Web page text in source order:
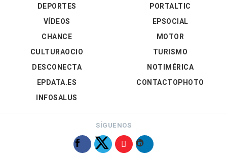
DEPORTES
VÍDEOS
PORTALTIC
EPSOCIAL
CHANCE
CULTURAOCIO
DESCONECTA
EPDATA.ES
INFOSALUS
MOTOR
TURISMO
NOTIMÉRICA
CONTACTOPHOTO
SÍGUENOS